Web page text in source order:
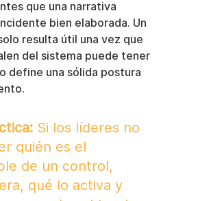
que una narrativa
bien elaborada. Un
resulta útil una vez que
del sistema puede tener
define una sólida postura
Si los líderes no
quién es el
de un control,
qué lo activa y